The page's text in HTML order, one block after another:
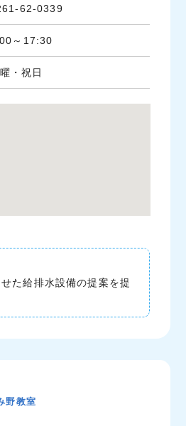
62-0339
～17:30
・祝日
た給排水設備の提案を提
野教室